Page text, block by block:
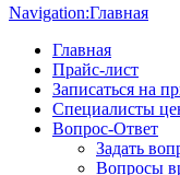
Navigation:Главная
Главная
Прайс-лист
Записаться на
Специалисты
Вопрос-Ответ
Задать
Вопросы